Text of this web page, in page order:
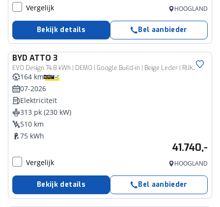
Vergelijk HOOGLAND
Bekijk details Bel aanbieder
BYD ATTO 3
EVO Design 74.8 kWh | DEMO | Google Build-in | Beige Leder | RIJKLAARPRIJS!
164 km
07-2026
Elektriciteit
313 pk (230 kW)
510 km
75 kWh
41.740,-
Vergelijk HOOGLAND
Bekijk details Bel aanbieder